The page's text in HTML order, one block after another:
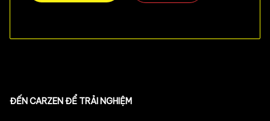
ĐẾN CARZEN ĐỂ TRẢI NGHIỆM